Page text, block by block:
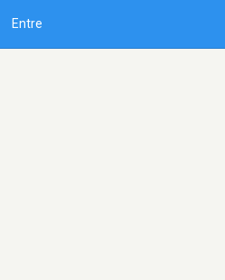
Entre